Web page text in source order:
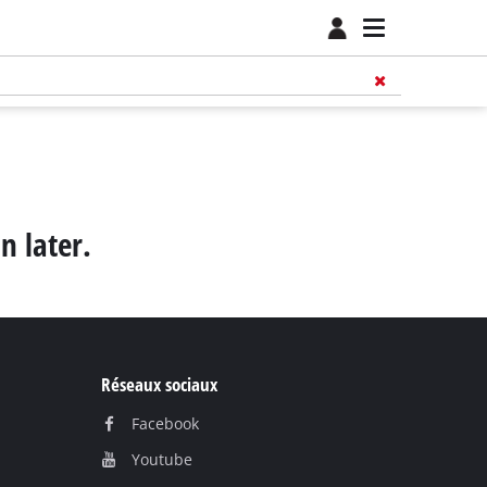
later.
Réseaux sociaux
Facebook
Youtube